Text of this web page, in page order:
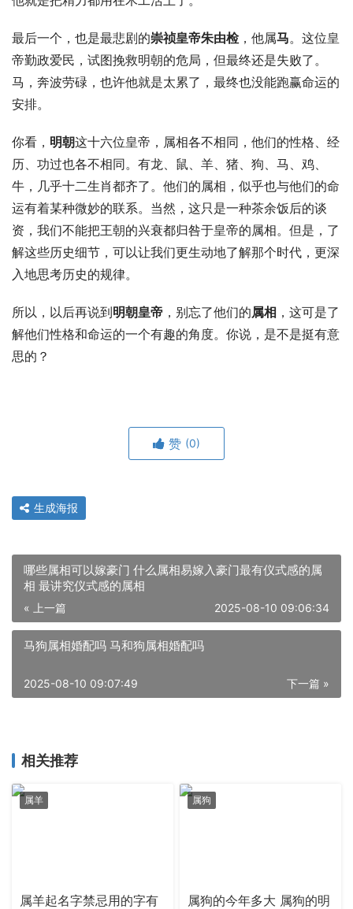
最后一个，也是最悲剧的崇祯皇帝朱由检，他属马。这位皇
帝勤政爱民，试图挽救明朝的危局，但最终还是失败了。
马，奔波劳碌，也许他就是太累了，最终也没能跑赢命运的
安排。
你看， 明朝这十六位皇帝，属相各不相同，他们的性格、经
历、功过也各不相同。有龙、鼠、羊、猪、狗、马、鸡、
牛，几乎十二生肖都齐了。他们的属相，似乎也与他们的命
运有着某种微妙的联系。当然，这只是一种茶余饭后的谈
资，我们不能把王朝的兴衰都归咎于皇帝的属相。但是，了
解这些历史细节，可以让我们更生动地了解那个时代，更深
入地思考历史的规律。
所以，以后再说到明朝皇帝 ，别忘了他们的属相 ，这可是了
解他们性格和命运的一个有趣的角度。你说，是不是挺有意
思的？
赞 (0)
生成海报
哪些属相可以嫁豪门 什么属相易嫁入豪门最有仪式感的属
相 最讲究仪式感的属相
« 上一篇 2025-08-10 09:06:34
马狗属相婚配吗 马和狗属相婚配吗
下一篇 »
2025-08-10 09:07:49
相关推荐
属羊
属羊起名字禁忌用的字有
属狗
属狗的今年多大 属狗的明